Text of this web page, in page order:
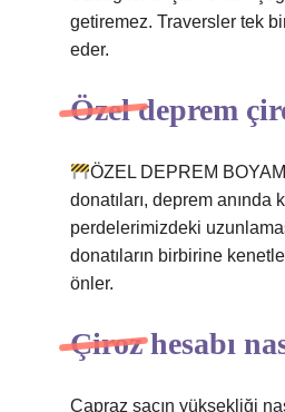
getiremez. Traversler tek
eder.
Özel deprem
ÖZEL DEPREM
donatıları, deprem anında
perdelerimizdeki
donatıların birbirine
önler.
Çiroz hesabı
Çapraz saçın yüksekliği